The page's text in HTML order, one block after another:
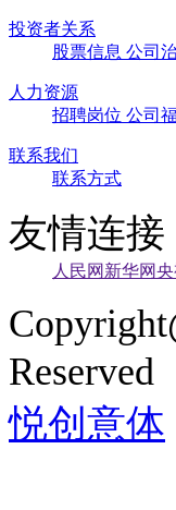
投资者关系
股票信息 公司
人力资源
招聘岗位 公司
联系我们
联系方式
友情连接
人民网 新华网央
悦创意体